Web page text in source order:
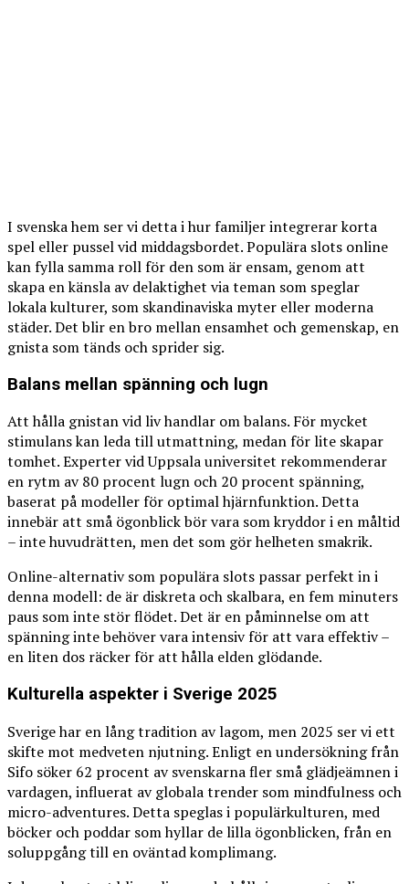
I svenska hem ser vi detta i hur familjer integrerar korta
spel eller pussel vid middagsbordet. Populära slots online
kan fylla samma roll för den som är ensam, genom att
skapa en känsla av delaktighet via teman som speglar
lokala kulturer, som skandinaviska myter eller moderna
städer. Det blir en bro mellan ensamhet och gemenskap, en
gnista som tänds och sprider sig.
Balans mellan spänning och lugn
Att hålla gnistan vid liv handlar om balans. För mycket
stimulans kan leda till utmattning, medan för lite skapar
tomhet. Experter vid Uppsala universitet rekommenderar
en rytm av 80 procent lugn och 20 procent spänning,
baserat på modeller för optimal hjärnfunktion. Detta
innebär att små ögonblick bör vara som kryddor i en måltid
– inte huvudrätten, men det som gör helheten smakrik.
Online-alternativ som populära slots passar perfekt in i
denna modell: de är diskreta och skalbara, en fem minuters
paus som inte stör flödet. Det är en påminnelse om att
spänning inte behöver vara intensiv för att vara effektiv –
en liten dos räcker för att hålla elden glödande.
Kulturella aspekter i Sverige 2025
Sverige har en lång tradition av lagom, men 2025 ser vi ett
skifte mot medveten njutning. Enligt en undersökning från
Sifo söker 62 procent av svenskarna fler små glädjeämnen i
vardagen, influerat av globala trender som mindfulness och
micro-adventures. Detta speglas i populärkulturen, med
böcker och poddar som hyllar de lilla ögonblicken, från en
soluppgång till en oväntad komplimang.